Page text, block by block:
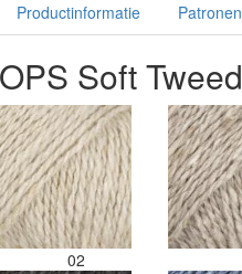
Productinformatie Patronen
Soft Tweed
02